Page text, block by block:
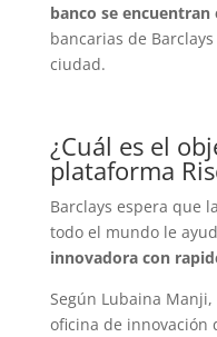
banco se encuentran
bancarias de
ciudad.
¿Cuál es el
plataforma
Barclays espera que
todo el mundo le
innovadora con
Según Lubaina
oficina de innovación